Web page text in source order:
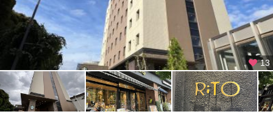
橋
汐
葛
・
葛
13